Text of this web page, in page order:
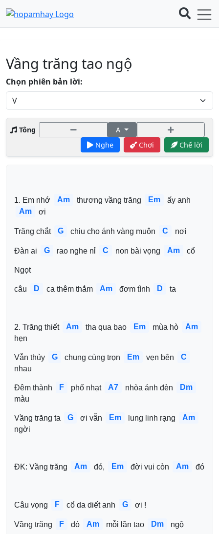
Vầng trăng tao ngộ
Chọn phiên bản lời:
Tông
A
Nghe
Chơi Chế lời
1. Em nhớ Am thương vầng trăng Em
ấy anh
Am
ơi
Trăng chắt G chiu cho ánh vàng muôn C nơi
Đàn ai G rao nghe nỉ C non bài vọng Am cổ
Ngọt
câu D ca thêm thắm Am đơm tình D ta
2. Trăng thiết Am tha qua bao Em mùa hò
Am
hẹn
Vẫn thủy G chung cùng trọn Em vẹn bên
C
nhau
Đêm thành F phố nhạt A7 nhòa ánh đèn
Dm
màu
Vầng trăng ta G ơi vẫn Em lung linh rạng
Am
ngời
ĐK: Vầng trăng Am đó, Em đời vui còn Am
Câu vọng F cổ da diết anh G ơi !
Vầng trăng F đó Am mỗi lần tao Dm ngộ